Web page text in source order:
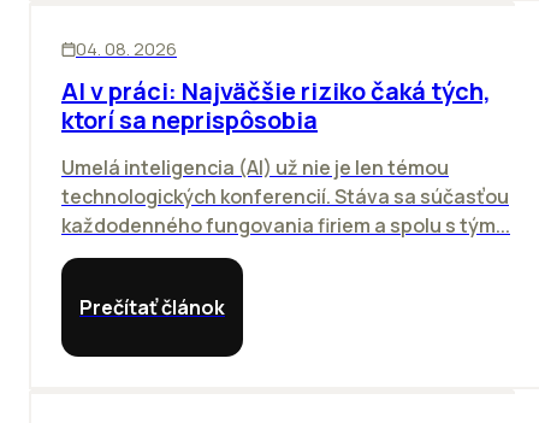
04. 08. 2026
AI v práci: Najväčšie riziko čaká tých,
ktorí sa neprispôsobia
Umelá inteligencia (AI) už nie je len témou
technologických konferencií. Stáva sa súčasťou
každodenného fungovania firiem a spolu s tým...
Prečítať článok